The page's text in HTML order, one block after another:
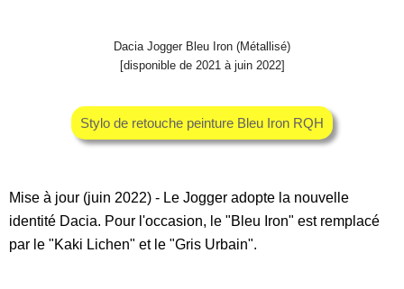
Dacia Jogger Bleu Iron (Métallisé)
[disponible de 2021 à juin 2022]
Stylo de retouche peinture Bleu Iron RQH
Mise à jour (juin 2022) - Le Jogger adopte la nouvelle
identité Dacia. Pour l'occasion, le "Bleu Iron" est remplacé
par le "Kaki Lichen" et le "Gris Urbain".